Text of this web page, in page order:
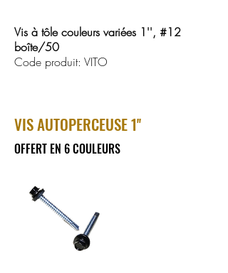
Vis à tôle couleurs variées 1'', #12
boîte/50
Code produit: VITO
VIS AUTOPERCEUSE 1''
OFFERT EN 6 COULEURS